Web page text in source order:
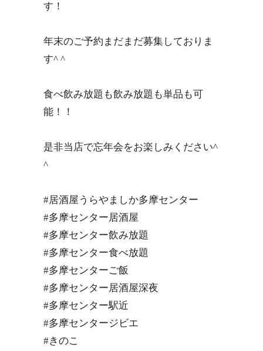
す！
年末のご予約まだまだ募集しておりま
す^ ^
食べ飲み放題も飲み放題も単品も可
能！！
是非当店で忘年会をお楽しみください^
^
#居酒屋うらやましか多摩センター
#多摩センター居酒屋
#多摩センター飲み放題
#多摩センター食べ放題
#多摩センターご飯
#多摩センター居酒屋深夜
#多摩センター駅近
#多摩センタージビエ
#きのこ